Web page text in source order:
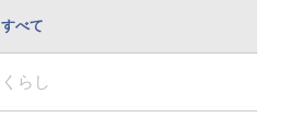
すべて
くらし